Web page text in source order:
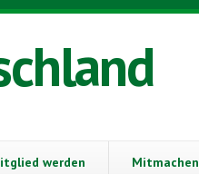
werden Mitmachen